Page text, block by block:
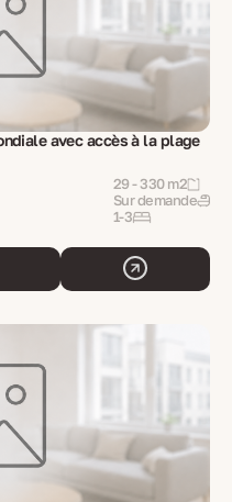
avec accès à la plage
29 - 330 m2
Sur demande
1-3